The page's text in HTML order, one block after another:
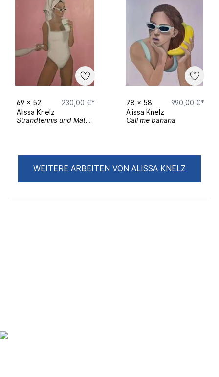
69 x 52
230,00 €*
Alissa Knelz
Strandtennis und Matcha
78 x 58
990,00 €*
Alissa Knelz
Call me bañana
WEITERE ARBEITEN VON ALISSA KNELZ